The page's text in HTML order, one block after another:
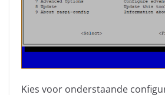
Kies voor onderstaande